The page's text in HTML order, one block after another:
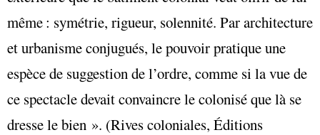
même : symétrie, rigueur, solennité. Par architecture
et urbanisme conjugués, le pouvoir pratique une
espèce de suggestion de l’ordre, comme si la vue de
ce spectacle devait convaincre le colonisé que là se
dresse le bien ». (Rives coloniales, Éditions